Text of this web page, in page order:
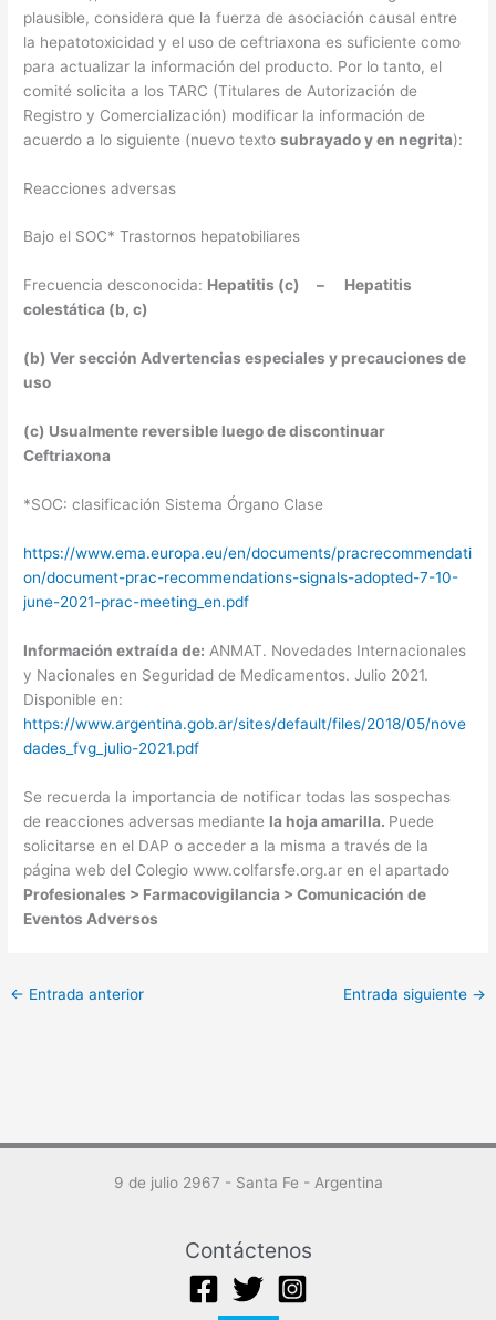
plausible, considera que la fuerza de asociación causal entre
la hepatotoxicidad y el uso de ceftriaxona es suficiente como
para actualizar la información del producto. Por lo tanto, el
comité solicita a los TARC (Titulares de Autorización de
Registro y Comercialización) modificar la información de
acuerdo a lo siguiente (nuevo texto subrayado y en negrita):
Reacciones adversas
Bajo el SOC* Trastornos hepatobiliares
Frecuencia desconocida: Hepatitis (c) – Hepatitis
colestática (b, c)
(b) Ver sección Advertencias especiales y precauciones de
uso
(c) Usualmente reversible luego de discontinuar
Ceftriaxona
*SOC: clasificación Sistema Órgano Clase
https://www.ema.europa.eu/en/documents/pracrecommendati
on/document-prac-recommendations-signals-adopted-7-10-
june-2021-prac-meeting_en.pdf
Información extraída de: ANMAT. Novedades Internacionales
y Nacionales en Seguridad de Medicamentos. Julio 2021.
Disponible en:
https://www.argentina.gob.ar/sites/default/files/2018/05/nove
dades_fvg_julio-2021.pdf
Se recuerda la importancia de notificar todas las sospechas
de reacciones adversas mediante la hoja amarilla. Puede
solicitarse en el DAP o acceder a la misma a través de la
página web del Colegio www.colfarsfe.org.ar en el apartado
Profesionales > Farmacovigilancia > Comunicación de
Eventos Adversos
← Entrada anterior Entrada siguiente →
9 de julio 2967 - Santa Fe - Argentina
Contáctenos